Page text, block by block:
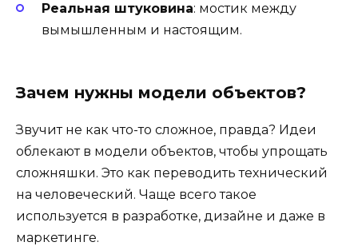
Реальная штуковина: мостик между
вымышленным и настоящим.
Зачем нужны модели объектов?
Звучит не как что-то сложное, правда? Идеи
облекают в модели объектов, чтобы упрощать
сложняшки. Это как переводить технический
на человеческий. Чаще всего такое
используется в разработке, дизайне и даже в
маркетинге.